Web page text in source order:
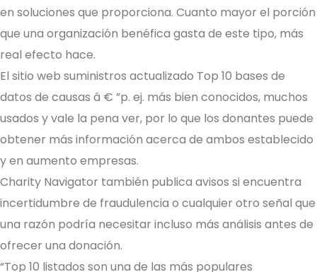
en soluciones que proporciona. Cuanto mayor el porción
que una organización benéfica gasta de este tipo, más
real efecto hace.
El sitio web suministros actualizado Top 10 bases de
datos de causas â € ”p. ej. más bien conocidos, muchos
usados y vale la pena ver, por lo que los donantes puede
obtener más información acerca de ambos establecido
y en aumento empresas.
Charity Navigator también publica avisos si encuentra
incertidumbre de fraudulencia o cualquier otro señal que
una razón podría necesitar incluso más análisis antes de
ofrecer una donación.
“Top 10 listados son una de las más populares